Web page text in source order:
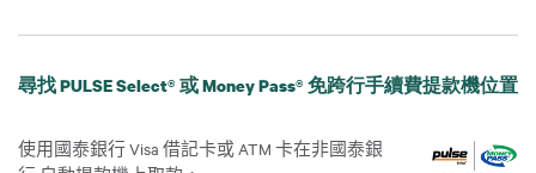
尋找 PULSE Select® 或 Money Pass® 免跨行手續費提款機位置
使用國泰銀行 Visa 借記卡或 ATM 卡在非國泰銀